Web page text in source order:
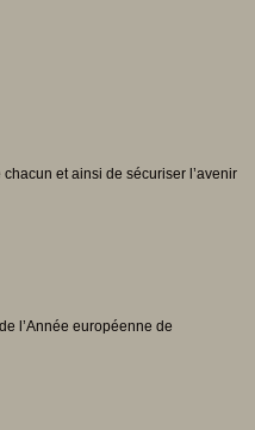
et ainsi de sécuriser l’avenir
l’Année européenne de